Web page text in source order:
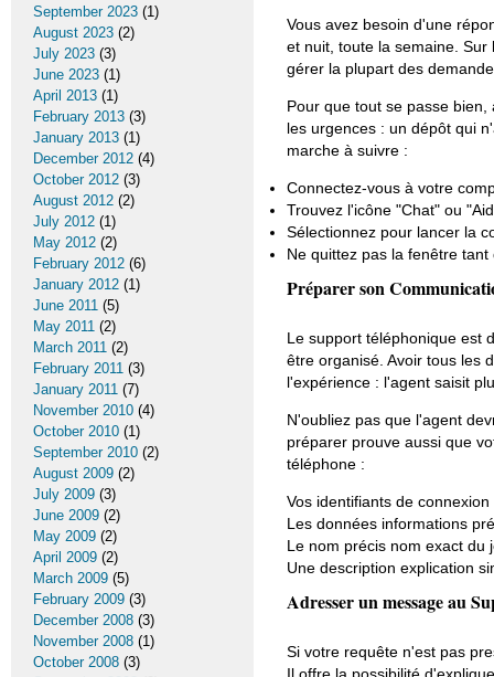
Vous avez besoin d'une
et nuit, toute la semaine.
gérer la plupart des
Pour que tout se passe
les urgences : un dépôt qui
marche à suivre :
Connectez-vous à votre
Trouvez l'icône "Chat" ou
Sélectionnez pour lancer la
Ne quittez pas la fenêtre
Préparer son
Le support téléphonique est
être organisé. Avoir tous les
l'expérience : l'agent saisit
N'oubliez pas que l'agent
préparer prouve aussi que
téléphone :
Vos identifiants de
Les données informations
Le nom précis nom exact du
Une description explication
Adresser un message au
Si votre requête n'est pas
September 2023 (1)
August 2023 (2)
July 2023 (3)
June 2023 (1)
April 2013 (1)
February 2013 (3)
January 2013 (1)
December 2012 (4)
October 2012 (3)
August 2012 (2)
July 2012 (1)
May 2012 (2)
February 2012 (6)
January 2012 (1)
June 2011 (5)
May 2011 (2)
March 2011 (2)
February 2011 (3)
January 2011 (7)
November 2010 (4)
October 2010 (1)
September 2010 (2)
August 2009 (2)
July 2009 (3)
June 2009 (2)
May 2009 (2)
April 2009 (2)
March 2009 (5)
February 2009 (3)
December 2008 (3)
November 2008 (1)
October 2008 (3)